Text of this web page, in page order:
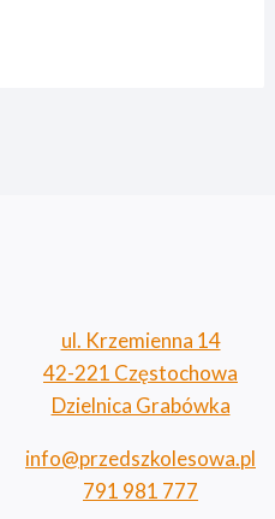
ul. Krzemienna 14
42-221 Częstochowa
Dzielnica Grabówka
info@przedszkolesowa.pl
791 981 777